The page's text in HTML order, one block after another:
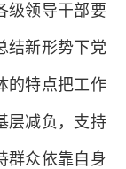
级领导干部要
结新形势下党
的特点把工作
层减负，支持
群众依靠自身